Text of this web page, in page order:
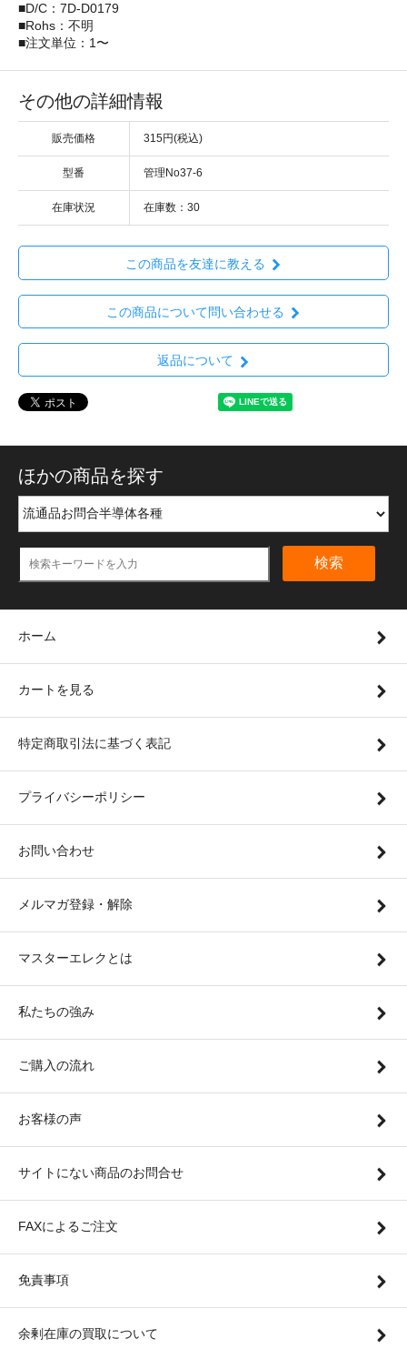
■D/C：7D-D0179
■Rohs：不明
■注文単位：1〜
その他の詳細情報
販売価格 315円(税込)
型番 管理No37-6
在庫状況 在庫数：30
この商品を友達に教える
この商品について問い合わせる
返品について
ほかの商品を探す
検索
ホーム
カートを見る
特定商取引法に基づく表記
プライバシーポリシー
お問い合わせ
メルマガ登録・解除
マスターエレクとは
私たちの強み
ご購入の流れ
お客様の声
サイトにない商品のお問合せ
FAXによるご注文
免責事項
余剰在庫の買取について